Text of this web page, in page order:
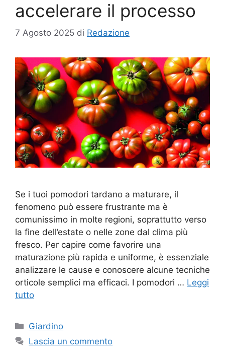
accelerare il processo
7 Agosto 2025 di Redazione
Se i tuoi pomodori tardano a maturare, il
fenomeno può essere frustrante ma è
comunissimo in molte regioni, soprattutto verso
la fine dell’estate o nelle zone dal clima più
fresco. Per capire come favorire una
maturazione più rapida e uniforme, è essenziale
analizzare le cause e conoscere alcune tecniche
orticole semplici ma efficaci. I pomodori … Leggi
tutto
Categorie
Giardino
Lascia un commento